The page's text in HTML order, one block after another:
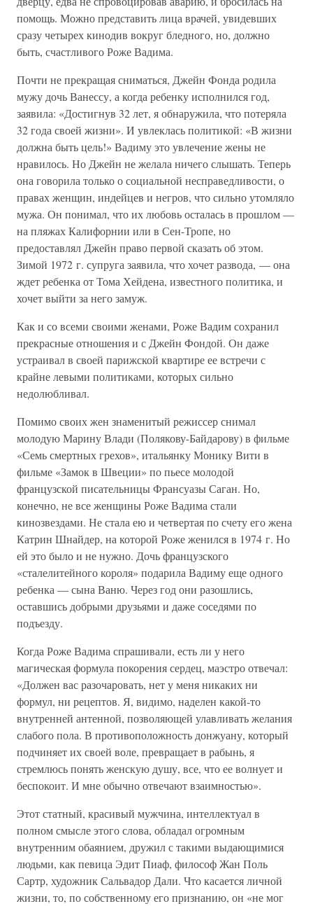
помощь. Можно представить лица врачей, увидевших
сразу четырех кинодив вокруг бледного, но, должно
быть, счастливого Роже Вадима.
Почти не прекращая сниматься, Джейн Фонда родила
мужу дочь Ванессу, а когда ребенку исполнился год,
заявила: «Достигнув 32 лет, я обнаружила, что потеряла
32 года своей жизни». И увлеклась политикой: «В жизни
должна быть цель!» Вадиму это увлечение жены не
нравилось. Но Джейн не желала ничего слышать. Теперь
она говорила только о социальной несправедливости, о
правах женщин, индейцев и негров, что сильно утомляло
мужа. Он понимал, что их любовь осталась в прошлом —
на пляжах Калифорнии или в Сен-Тропе, но
предоставлял Джейн право первой сказать об этом.
Зимой 1972 г. супруга заявила, что хочет развода, — она
ждет ребенка от Тома Хейдена, известного политика, и
хочет выйти за него замуж.
Как и со всеми своими женами, Роже Вадим сохранил
прекрасные отношения и с Джейн Фондой. Он даже
устраивал в своей парижской квартире ее встречи с
крайне левыми политиками, которых сильно
недолюбливал.
Помимо своих жен знаменитый режиссер снимал
молодую Марину Влади (Полякову-Байдарову) в фильме
«Семь смертных грехов», итальянку Монику Вити в
фильме «Замок в Швеции» по пьесе молодой
французской писательницы Франсуазы Саган. Но,
конечно, не все женщины Роже Вадима стали
кинозвездами. Не стала ею и четвертая по счету его жена
Катрин Шнайдер, на которой Роже женился в 1974 г. Но
ей это было и не нужно. Дочь французского
«сталелитейного короля» подарила Вадиму еще одного
ребенка — сына Ваню. Через год они разошлись,
оставшись добрыми друзьями и даже соседями по
подъезду.
Когда Роже Вадима спрашивали, есть ли у него
магическая формула покорения сердец, маэстро отвечал:
«Должен вас разочаровать, нет у меня никаких ни
формул, ни рецептов. Я, видимо, наделен какой-то
внутренней антенной, позволяющей улавливать желания
слабого пола. В противоположность донжуану, который
подчиняет их своей воле, превращает в рабынь, я
стремлюсь понять женскую душу, все, что ее волнует и
беспокоит. И мне обычно отвечают взаимностью».
Этот статный, красивый мужчина, интеллектуал в
полном смысле этого слова, обладал огромным
внутренним обаянием, дружил с такими выдающимися
людьми, как певица Эдит Пиаф, философ Жан Поль
Сартр, художник Сальвадор Дали. Что касается личной
жизни, то, по собственному его признанию, он «не мог